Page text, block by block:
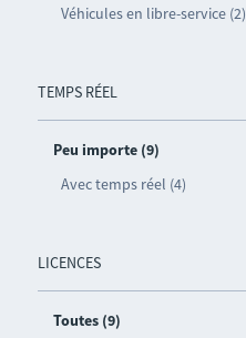
Véhicules en libre-service (2)
TEMPS RÉEL
Peu importe (9)
Avec temps réel (4)
LICENCES
Toutes (9)